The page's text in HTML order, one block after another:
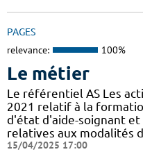
PAGES
relevance: 100%
Le métier
Le référentiel AS Les
2021 relatif à la
d'état d'aide-soignant
relatives aux modalités
15/04/2025 17:00